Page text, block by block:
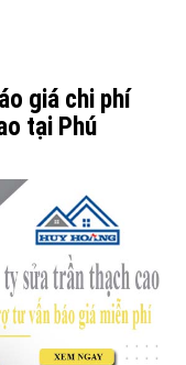
giá chi phí
tại Phú